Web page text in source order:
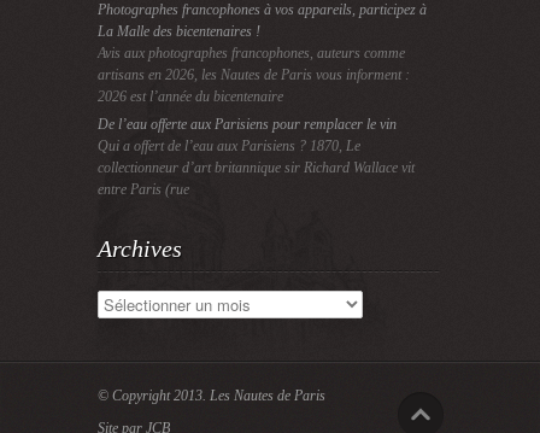
Photographes francophones à vos appareils, participez à
La Malle des bicentenaires !
Avis aux photographes francophones, auteurs comme
artisans en 2026, les Nautes de Paris vous informent :
2026 est l’année du bicentenaire
De l’eau offerte aux Parisiens pour remplacer le vin
Qui a offert de l’eau aux Parisiens ? 1870, Le
collectionneur d’art britannique sir Richard Wallace vit
entre Paris (rue
Archives
Archives
© Copyright 2013. Les Nautes de Paris
Site par JCB